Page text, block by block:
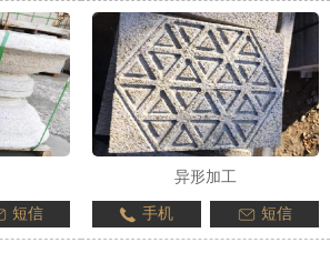
短信
异形加工
手机 短信